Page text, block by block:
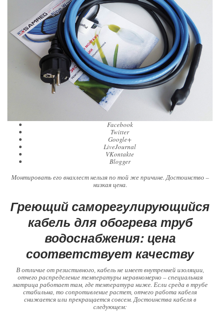
Facebook
Twitter
Google+
LiveJournal
VKontakte
Blogger
Монтировать его внахлест нельзя по той же причине. Достоинство –
низкая цена.
Греющий саморегулирующийся
кабель для обогрева труб
водоснабжения: цена
соответствует качеству
В отличие от резистивного, кабель не имеет внутренней изоляции,
отчего распределение температуры неравномерно – специальная
матрица работает там, где температура ниже. Если среда в трубе
стабильна, то сопротивление растет, отчего работа кабеля
снижается или прекращается совсем. Достоинства кабеля в
следующем: